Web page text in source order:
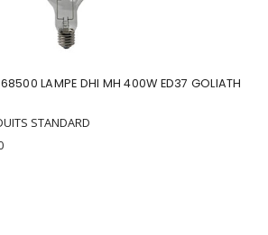
LAMPE DHI MH 400W ED37 GOLIATH
STANDARD